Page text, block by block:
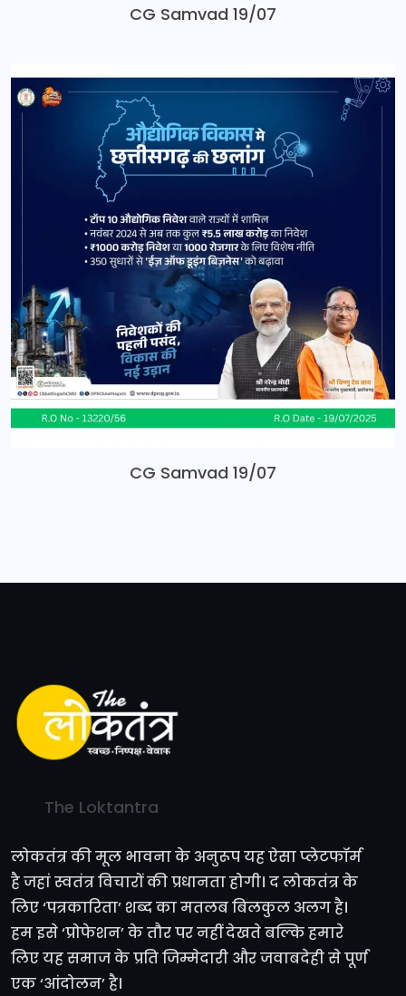
CG Samvad 19/07
CG Samvad 19/07
The Loktantra
लोकतंत्र की मूल भावना के अनुरूप यह ऐसा प्लेटफॉर्म
है जहां स्वतंत्र विचारों की प्रधानता होगी। द लोकतंत्र के
लिए ‘पत्रकारिता’ शब्द का मतलब बिलकुल अलग है।
हम इसे ‘प्रोफेशन’ के तौर पर नहीं देखते बल्कि हमारे
लिए यह समाज के प्रति जिम्मेदारी और जवाबदेही से पूर्ण
एक ‘आंदोलन’ है।